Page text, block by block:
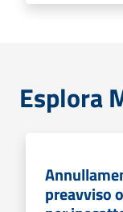
Esplora
preavviso